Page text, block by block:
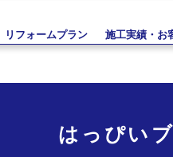
リフォームプラン 施工実績・お
はっぴい